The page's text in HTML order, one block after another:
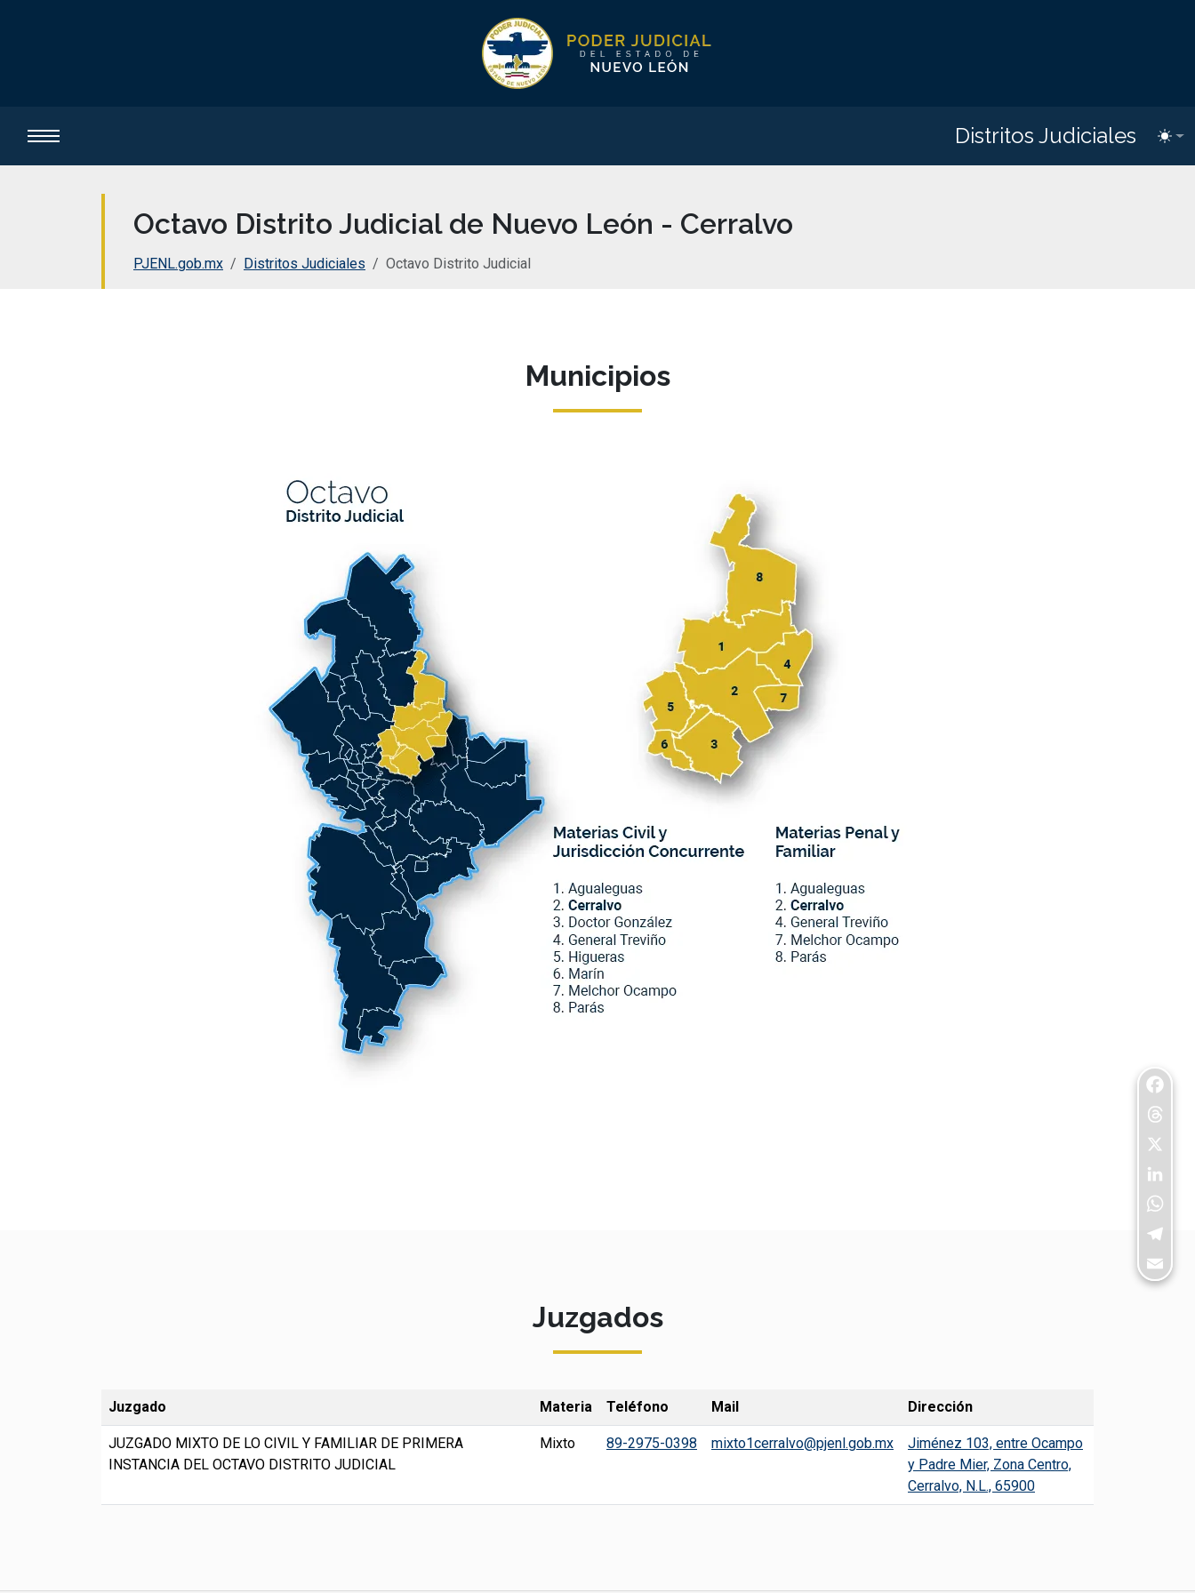
Distritos Judiciales
Octavo Distrito Judicial de Nuevo León - Cerralvo
PJENL.gob.mx Distritos Judiciales Octavo Distrito Judicial
Municipios
Juzgados
Juzgado Materia Teléfono Mail Dirección
JUZGADO MIXTO DE LO CIVIL Y FAMILIAR DE PRIMERA
INSTANCIA DEL OCTAVO DISTRITO JUDICIAL
Mixto 89-2975-0398 mixto1cerralvo@pjenl.gob.mx
Jiménez 103, entre Ocampo
y Padre Mier, Zona Centro,
Cerralvo, N.L., 65900
Email